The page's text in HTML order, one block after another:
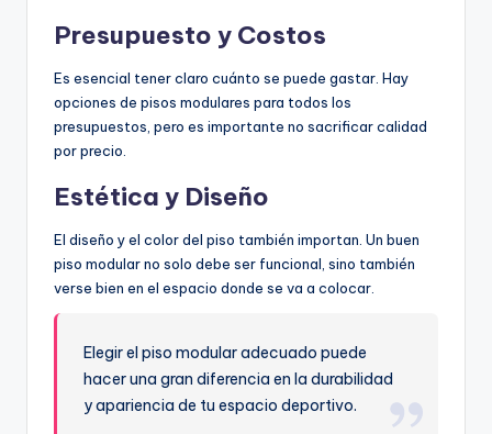
Presupuesto y Costos
Es esencial tener claro cuánto se puede gastar. Hay
opciones de pisos modulares para todos los
presupuestos, pero es importante no sacrificar calidad
por precio.
Estética y Diseño
El diseño y el color del piso también importan. Un buen
piso modular no solo debe ser funcional, sino también
verse bien en el espacio donde se va a colocar.
Elegir el piso modular adecuado puede
hacer una gran diferencia en la durabilidad
y apariencia de tu espacio deportivo.